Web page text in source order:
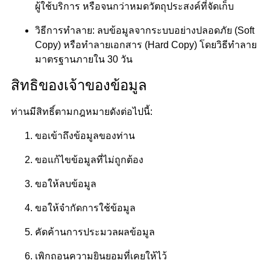
ผู้ใช้บริการ หรือจนกว่าหมดวัตถุประสงค์ที่จัดเก็บ
วิธีการทำลาย: ลบข้อมูลจากระบบอย่างปลอดภัย (Soft
Copy) หรือทำลายเอกสาร (Hard Copy) โดยวิธีทำลาย
มาตรฐานภายใน 30 วัน
สิทธิของเจ้าของข้อมูล
ท่านมีสิทธิ์ตามกฎหมายดังต่อไปนี้:
ขอเข้าถึงข้อมูลของท่าน
ขอแก้ไขข้อมูลที่ไม่ถูกต้อง
ขอให้ลบข้อมูล
ขอให้จำกัดการใช้ข้อมูล
คัดค้านการประมวลผลข้อมูล
เพิกถอนความยินยอมที่เคยให้ไว้